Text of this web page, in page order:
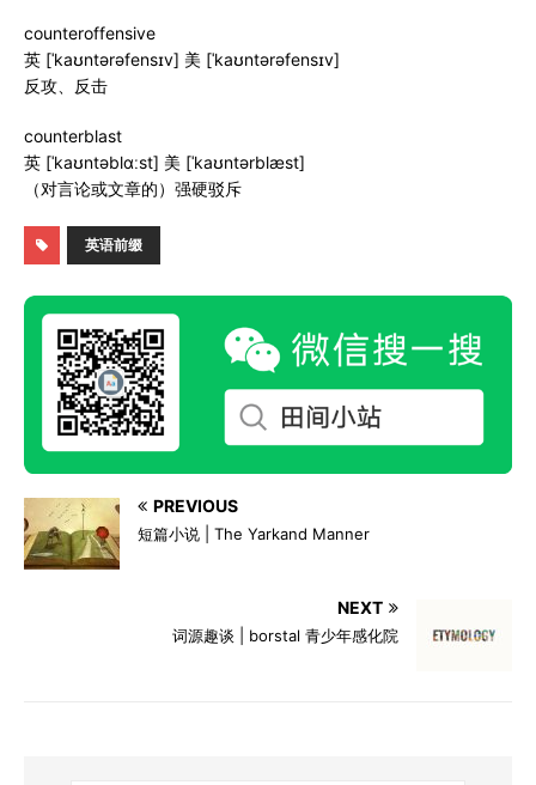
counteroffensive
英 [ˈkaʊntərəfensɪv] 美 [ˈkaʊntərəfensɪv]
反攻、反击
counterblast
英 [ˈkaʊntəblɑːst] 美 [ˈkaʊntərblæst]
（对言论或文章的）强硬驳斥
英语前缀
PREVIOUS
短篇小说 | The Yarkand Manner
NEXT
词源趣谈 | borstal 青少年感化院